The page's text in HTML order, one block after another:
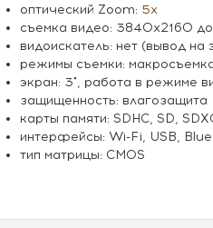
оптический Zoom: 5x
съемка видео: 3840x2160
видоискатель: нет (вывод на
режимы съемки:
экран: 3", работа в режиме
защищенность: влагозащита
карты памяти: SDHC, SD,
интерфейсы: Wi-Fi, USB,
тип матрицы: CMOS